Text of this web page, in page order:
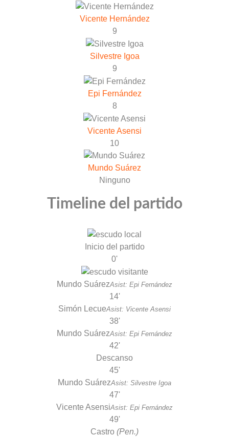
Vicente Hernández
9
Silvestre Igoa
9
Epi Fernández
8
Vicente Asensi
10
Mundo Suárez
Ninguno
Timeline del partido
Inicio del partido
0'
Mundo SuárezAsist: Epi Fernández
14'
Simón LecueAsist: Vicente Asensi
38'
Mundo SuárezAsist: Epi Fernández
42'
Descanso
45'
Mundo SuárezAsist: Silvestre Igoa
47'
Vicente AsensiAsist: Epi Fernández
49'
Castro (Pen.)